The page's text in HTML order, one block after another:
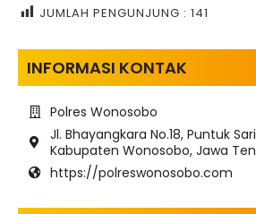
JUMLAH PENGUNJUNG : 141
INFORMASI KONTAK
Polres Wonosobo
Jl. Bhayangkara No.18, Puntuk
Kabupaten Wonosobo, Jawa
https://polreswonosobo.com